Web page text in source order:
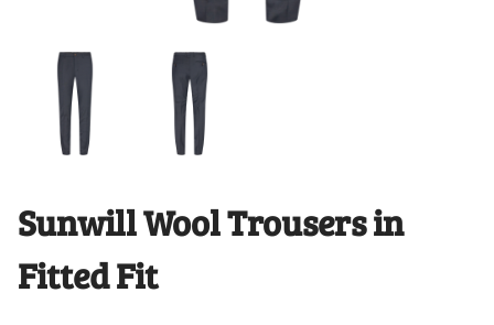
Sunwill Wool Trousers in
Fitted Fit